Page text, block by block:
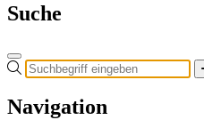
Suche
Navigation